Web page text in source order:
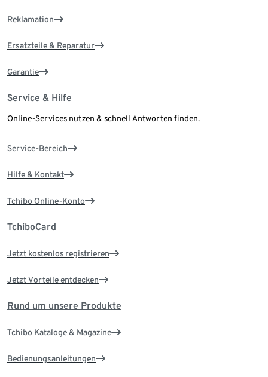
Reklamation
Ersatzteile & Reparatur
Garantie
Service & Hilfe
Online-Services nutzen & schnell Antworten finden.
Service-Bereich
Hilfe & Kontakt
Tchibo Online-Konto
TchiboCard
Jetzt kostenlos registrieren
Jetzt Vorteile entdecken
Rund um unsere Produkte
Tchibo Kataloge & Magazine
Bedienungsanleitungen